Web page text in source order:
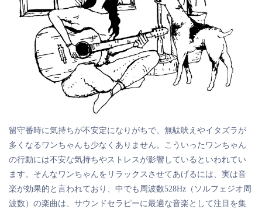
留守番時に気持ちが不安定になりがちで、無駄吠えやイタズラが
多くなるワンちゃんも少なくありません。こういったワンちゃん
の行動には不安な気持ちやストレスが影響しているといわれてい
ます。そんなワンちゃんをリラックスさせてあげるには、実は音
楽が効果的と言われており、中でも周波数528Hz（ソルフェジオ周
波数）の楽曲は、サウンドセラピーに最適な音楽として注目を集